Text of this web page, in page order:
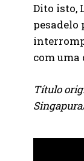
Dito isto,
pesadelo
com uma
Título